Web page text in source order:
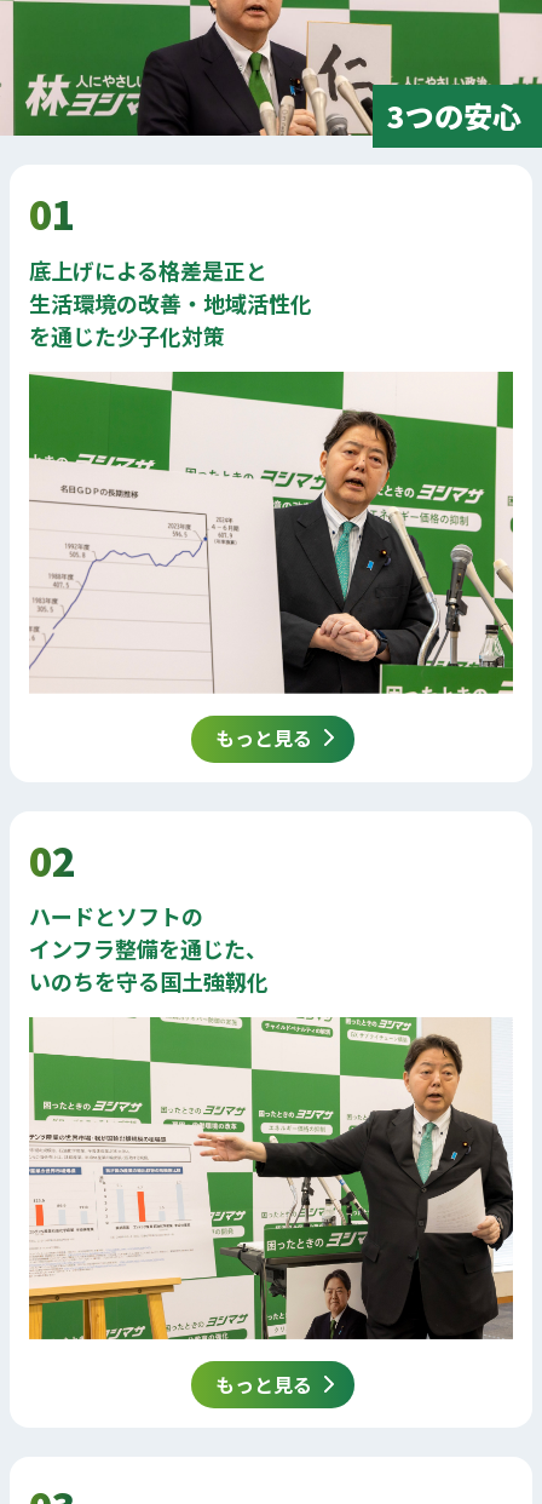
3つの安心
01
底上げによる格差是正と
生活環境の改善・地域活性化
を通じた少子化対策
もっと見る
02
ハードとソフトの
インフラ整備を通じた、
いのちを守る国土強靱化
もっと見る